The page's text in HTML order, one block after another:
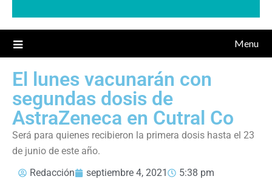
Menu
El lunes vacunarán con
segundas dosis de
AstraZeneca en Cutral Co
Será para quienes recibieron la primera dosis hasta el 23
de junio de este año.
Redacción
septiembre 4, 2021 5:38 pm